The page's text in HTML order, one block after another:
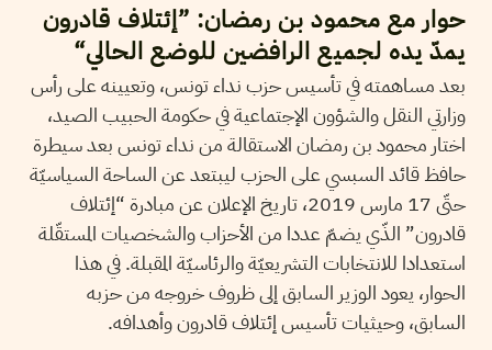
حوار مع محمود بن رمضان: ”إئتلاف قادرون
يمدّ يده لجميع الرافضين للوضع الحالي“
بعد مساهمته في تأسيس حزب نداء تونس، وتعيينه على رأس
وزارتي النقل والشؤون الإجتماعية في حكومة الحبيب الصيد،
اختار محمود بن رمضان الاستقالة من نداء تونس بعد سيطرة
حافظ قائد السبسي على الحزب ليبتعد عن الساحة السياسيّة
حتّى 17 مارس 2019، تاريخ الإعلان عن مبادرة “إئتلاف
قادرون” الذّي يضمّ عددا من الأحزاب والشخصيات المستقّلة
استعدادا للانتخابات التشريعيّة والرئاسيّة المقبلة. في هذا
الحوار، يعود الوزير السابق إلى ظروف خروجه من حزبه
السابق، وحيثيات تأسيس إئتلاف قادرون وأهدافه.